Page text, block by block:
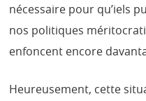
nécessaire pour qu’iels
nos politiques
enfoncent encore
Heureusement, cette